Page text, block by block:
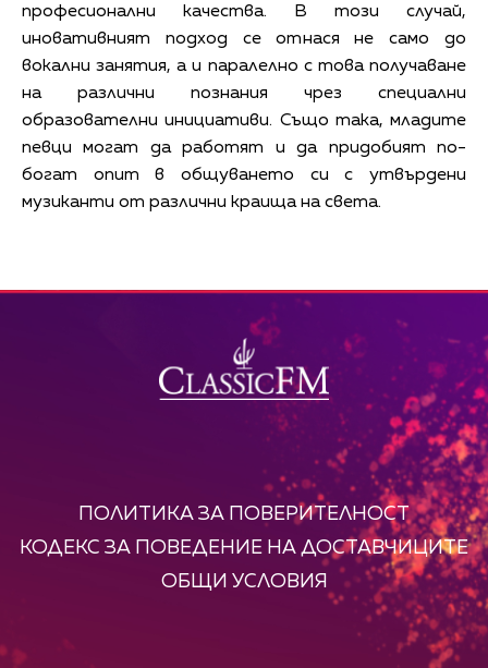
професионални качества. В този случай,
иновативният подход се отнася не само до
вокални занятия, а и паралелно с това получаване
на различни познания чрез специални
образователни инициативи. Също така, младите
певци могат да работят и да придобият по-
богат опит в общуването си с утвърдени
музиканти от различни краища на света.
ПОЛИТИКА ЗА ПОВЕРИТЕЛНОСТ
КОДЕКС ЗА ПОВЕДЕНИЕ НА ДОСТАВЧИЦИТЕ
ОБЩИ УСЛОВИЯ